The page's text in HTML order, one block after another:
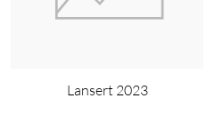
Lansert 2023